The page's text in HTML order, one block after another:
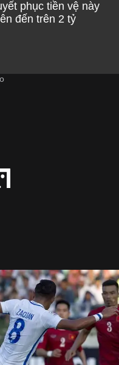
phục tiền vệ này
đến trên 2 tỷ